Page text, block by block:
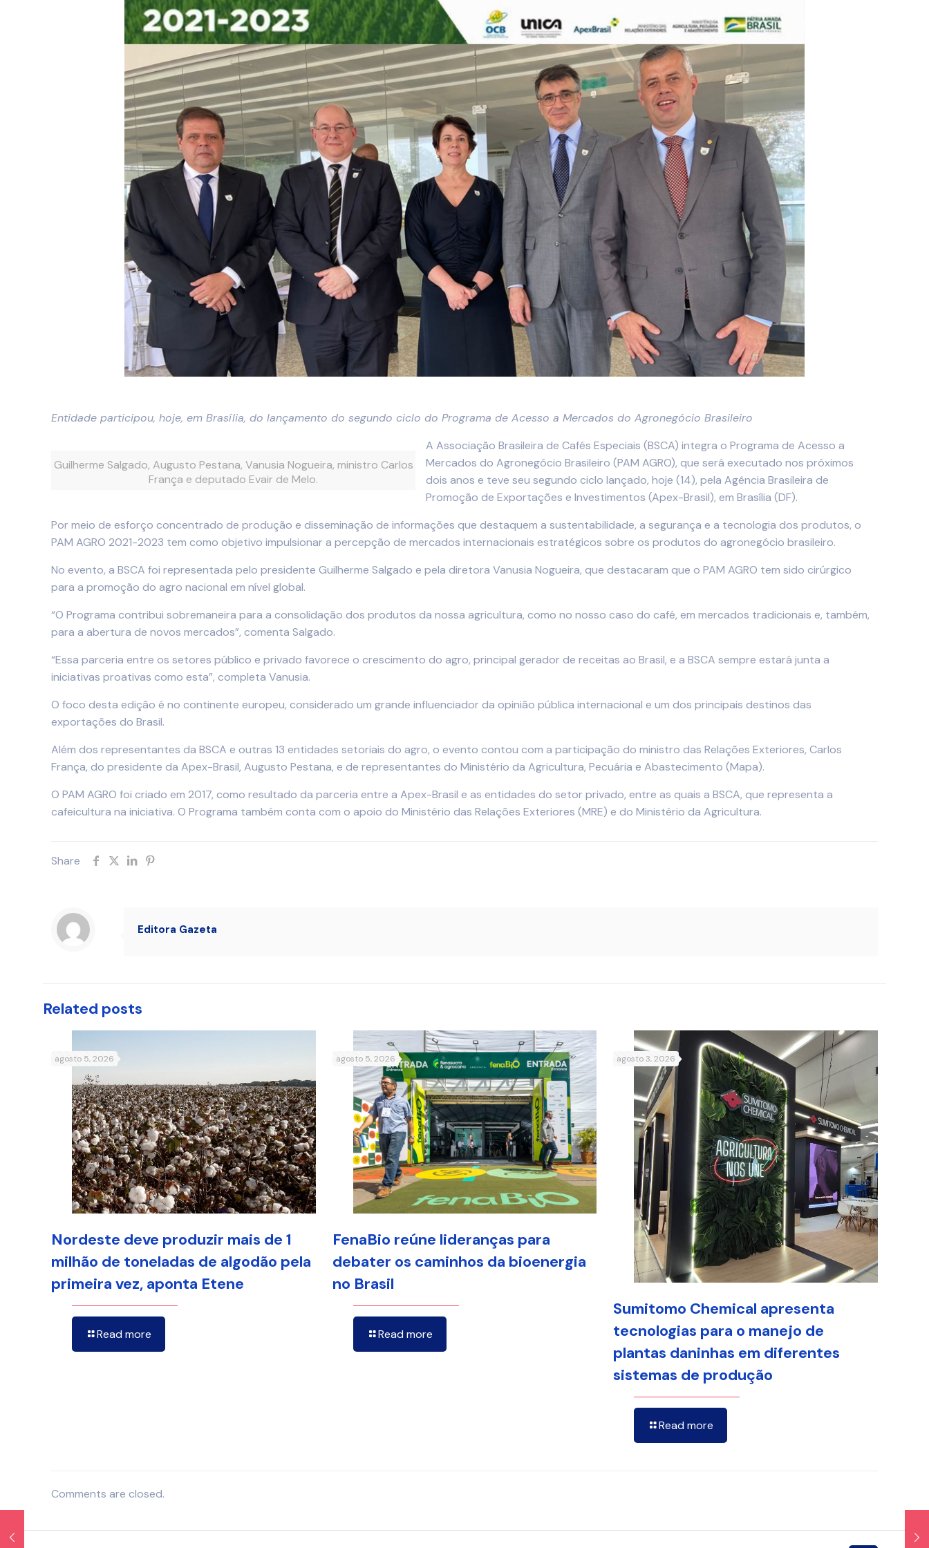
Entidade participou, hoje, em Brasília, do lançamento do segundo ciclo do Programa de Acesso a Mercados do Agronegócio Brasileiro
Guilherme Salgado, Augusto Pestana, Vanusia Nogueira, ministro Carlos
França e deputado Evair de Melo.
A Associação Brasileira de Cafés Especiais (BSCA) integra o Programa de Acesso a
Mercados do Agronegócio Brasileiro (PAM AGRO), que será executado nos próximos
dois anos e teve seu segundo ciclo lançado, hoje (14), pela Agência Brasileira de
Promoção de Exportações e Investimentos (Apex-Brasil), em Brasília (DF).
Por meio de esforço concentrado de produção e disseminação de informações que destaquem a sustentabilidade, a segurança e a tecnologia dos produtos, o
PAM AGRO 2021-2023 tem como objetivo impulsionar a percepção de mercados internacionais estratégicos sobre os produtos do agronegócio brasileiro.
No evento, a BSCA foi representada pelo presidente Guilherme Salgado e pela diretora Vanusia Nogueira, que destacaram que o PAM AGRO tem sido cirúrgico
para a promoção do agro nacional em nível global.
“O Programa contribui sobremaneira para a consolidação dos produtos da nossa agricultura, como no nosso caso do café, em mercados tradicionais e, também,
para a abertura de novos mercados”, comenta Salgado.
“Essa parceria entre os setores público e privado favorece o crescimento do agro, principal gerador de receitas ao Brasil, e a BSCA sempre estará junta a
iniciativas proativas como esta”, completa Vanusia.
O foco desta edição é no continente europeu, considerado um grande influenciador da opinião pública internacional e um dos principais destinos das
exportações do Brasil.
Além dos representantes da BSCA e outras 13 entidades setoriais do agro, o evento contou com a participação do ministro das Relações Exteriores, Carlos
França, do presidente da Apex-Brasil, Augusto Pestana, e de representantes do Ministério da Agricultura, Pecuária e Abastecimento (Mapa).
O PAM AGRO foi criado em 2017, como resultado da parceria entre a Apex-Brasil e as entidades do setor privado, entre as quais a BSCA, que representa a
cafeicultura na iniciativa. O Programa também conta com o apoio do Ministério das Relações Exteriores (MRE) e do Ministério da Agricultura.
Share
Editora Gazeta
Related posts
agosto 5, 2026
Nordeste deve produzir mais de 1
milhão de toneladas de algodão pela
primeira vez, aponta Etene
Read more
agosto 5, 2026
FenaBio reúne lideranças para
debater os caminhos da bioenergia
no Brasil
Read more
agosto 3, 2026
Sumitomo Chemical apresenta
tecnologias para o manejo de
plantas daninhas em diferentes
sistemas de produção
Read more
Comments are closed.